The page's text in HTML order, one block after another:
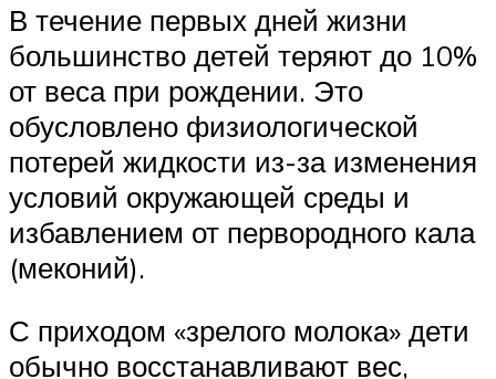
В течение первых дней жизни
большинство детей теряют до 10%
от веса при рождении. Это
обусловлено физиологической
потерей жидкости из-за изменения
условий окружающей среды и
избавлением от первородного кала
(меконий).
С приходом «зрелого молока» дети
обычно восстанавливают вес,